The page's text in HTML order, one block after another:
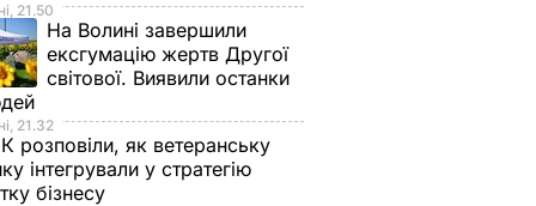
21.50
На Волині завершили
ексгумацію жертв Другої
світової. Виявили останки
21.32
розповіли, як ветеранську
інтегрували у стратегію
бізнесу